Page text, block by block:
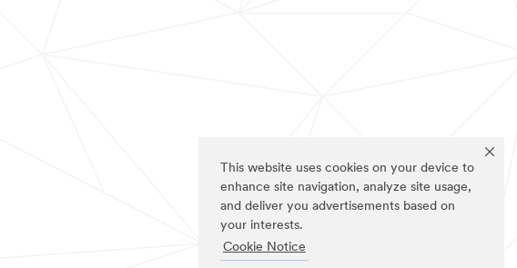
This website uses cookies on your device to
enhance site navigation, analyze site usage,
and deliver you advertisements based on
your interests.
Cookie Notice